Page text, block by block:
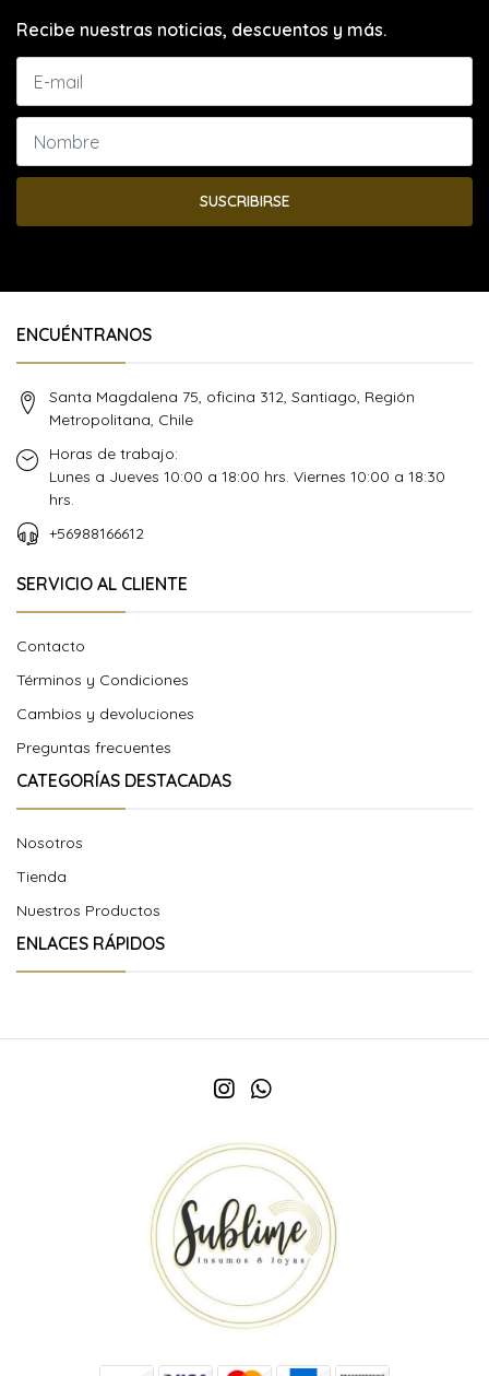
Recibe nuestras noticias, descuentos y más.
SUSCRIBIRSE
ENCUÉNTRANOS
Santa Magdalena 75, oficina 312, Santiago, Región
Metropolitana, Chile
Horas de trabajo:
Lunes a Jueves 10:00 a 18:00 hrs. Viernes 10:00 a 18:30
hrs.
+56988166612
SERVICIO AL CLIENTE
Contacto
Términos y Condiciones
Cambios y devoluciones
Preguntas frecuentes
CATEGORÍAS DESTACADAS
Nosotros
Tienda
Nuestros Productos
ENLACES RÁPIDOS